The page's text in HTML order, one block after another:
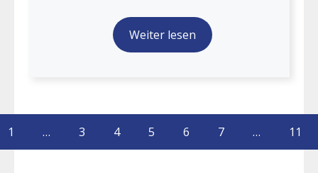
Weiter lesen
1 … 3 4 5 6 7 … 11